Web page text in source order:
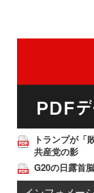
トランプが「
共産党の影
G20の日露首